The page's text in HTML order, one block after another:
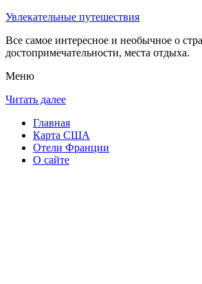
Увлекательные путешествия
Все самое интересное и необычное о
достопримечательности, места отдыха.
Меню
Читать далее
Главная
Карта США
Отели Франции
О сайте